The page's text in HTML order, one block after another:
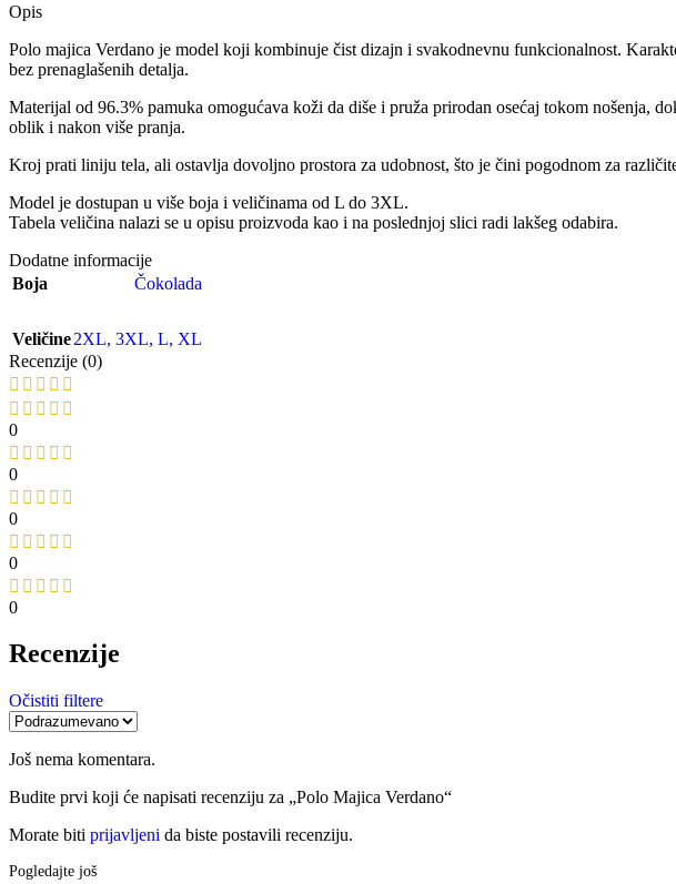
Opis
Polo majica Verdano je model koji kombinuje čist dizajn i svakodnevnu funkcionalnost.
bez prenaglašenih detalja.
Materijal od 96.3% pamuka omogućava koži da diše i pruža prirodan osećaj tokom nošenja,
oblik i nakon više pranja.
Kroj prati liniju tela, ali ostavlja dovoljno prostora za udobnost, što je čini pogodnom za
Model je dostupan u više boja i veličinama od L do 3XL.
Tabela veličina nalazi se u opisu proizvoda kao i na poslednjoj slici radi lakšeg odabira.
Dodatne informacije
Boja
Čokolada
Veličine2XL, 3XL, L, XL
Recenzije (0)
0
0
0
0
0
Recenzije
Očistiti filtere
Još nema komentara.
Budite prvi koji će napisati recenziju za „Polo Majica Verdano“
Morate biti prijavljeni da biste postavili recenziju.
Pogledajte još